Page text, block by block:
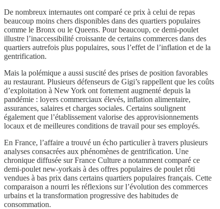
De nombreux internautes ont comparé ce prix à celui de repas
beaucoup moins chers disponibles dans des quartiers populaires
comme le Bronx ou le Queens. Pour beaucoup, ce demi-poulet
illustre l’inaccessibilité croissante de certains commerces dans des
quartiers autrefois plus populaires, sous l’effet de l’inflation et de la
gentrification.
Mais la polémique a aussi suscité des prises de position favorables
au restaurant. Plusieurs défenseurs de Gigi’s rappellent que les coûts
d’exploitation à New York ont fortement augmenté depuis la
pandémie : loyers commerciaux élevés, inflation alimentaire,
assurances, salaires et charges sociales. Certains soulignent
également que l’établissement valorise des approvisionnements
locaux et de meilleures conditions de travail pour ses employés.
En France, l’affaire a trouvé un écho particulier à travers plusieurs
analyses consacrées aux phénomènes de gentrification. Une
chronique diffusée sur France Culture a notamment comparé ce
demi-poulet new-yorkais à des offres populaires de poulet rôti
vendues à bas prix dans certains quartiers populaires français. Cette
comparaison a nourri les réflexions sur l’évolution des commerces
urbains et la transformation progressive des habitudes de
consommation.